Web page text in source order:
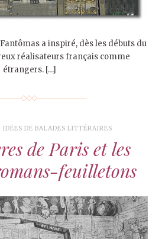
a inspiré, dès les débuts du
réalisateurs français comme
étrangers. […]
IDÉES DE BALADES LITTÉRAIRES
de Paris et les
feuilletons